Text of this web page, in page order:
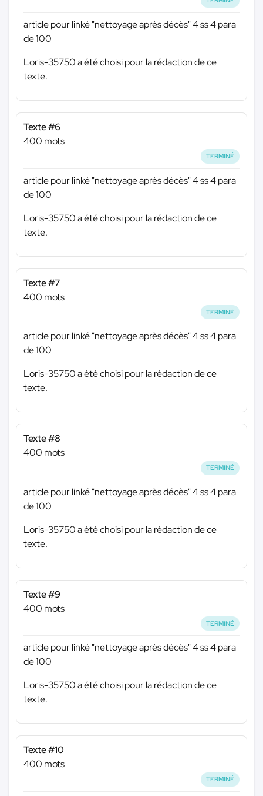
article pour linké "nettoyage après décès" 4 ss 4 para
de 100
Loris-35750 a été choisi pour la rédaction de ce
texte.
Texte #6
400 mots
TERMINÉ
article pour linké "nettoyage après décès" 4 ss 4 para
de 100
Loris-35750 a été choisi pour la rédaction de ce
texte.
Texte #7
400 mots
TERMINÉ
article pour linké "nettoyage après décès" 4 ss 4 para
de 100
Loris-35750 a été choisi pour la rédaction de ce
texte.
Texte #8
400 mots
TERMINÉ
article pour linké "nettoyage après décès" 4 ss 4 para
de 100
Loris-35750 a été choisi pour la rédaction de ce
texte.
Texte #9
400 mots
TERMINÉ
article pour linké "nettoyage après décès" 4 ss 4 para
de 100
Loris-35750 a été choisi pour la rédaction de ce
texte.
Texte #10
400 mots
TERMINÉ